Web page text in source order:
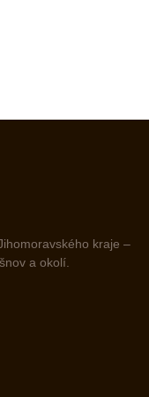
kraje –
a okolí.